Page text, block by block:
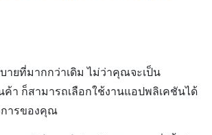
ายที่มากกว่าเดิม ไม่ว่าคุณจะเป็น
ค้า ก็สามารถเลือกใช้งานแอปพลิเคชันได้
การของคุณ